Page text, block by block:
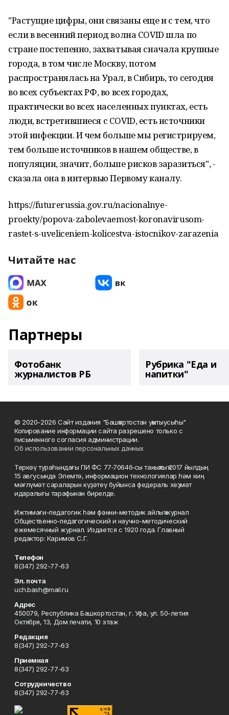
"Растущие цифры, они связаны еще и с тем, что
если в весенний период волна COVID шла по
стране постепенно, захватывая сначала крупные
города, в том числе Москву, потом
распространялась на Урал, в Сибирь, то сегодня
во всех субъектах РФ, во всех городах,
практически во всех населенных пунктах, есть
люди, встретившиеся с COVID, есть источники
этой инфекции. И чем больше мы регистрируем,
тем больше источников в нашем обществе, в
популяции, значит, больше рисков заразиться", -
сказала она в интервью Первому каналу.
https://futurerussia.gov.ru/nacionalnye-
proekty/popova-zabolevaemost-koronavirusom-
rastet-s-uveliceniem-kolicestva-istocnikov-zarazenia
Читайте нас
Партнеры
Фотобанк
журналистов РБ
Рубрика "Еда и
напитки"
© 2020-2026 Сайт издания "Башҡортостан уҡытыусыһы"
Копирование информации сайта разрешено только с
письменного согласия администрации.
Об использовании персональных данных
Теркәү тураһындағы ПИ ФС 77‑70646‑сы таныҡлыҡ 2017 йылдың
15 авгусында Элемтә, информацион технологиялар һәм киң
мәғлүмәт сараларын күҙәтеү буйынса федераль хеҙмәт
идаралығы тарафынан бирелде.
Ижтимағи-педагогик һәм фәнни-методик айлыҡ журнал
Общественно-педагогический и научно-методический
ежемесячный журнал. Издается с 1920 года. Главный
редактор: Каримов С.Г.
Телефон
8(347) 292-77-63
Эл. почта
uch.bash@mail.ru
Адрес
450079, Республика Башкортостан, г. Уфа, ул. 50-летия
Октября, 13, Дом печати, 10 этаж
Редакция
8(347) 292-77-63
Приемная
8(347) 292-77-63
Сотрудничество
8(347) 292-77-63